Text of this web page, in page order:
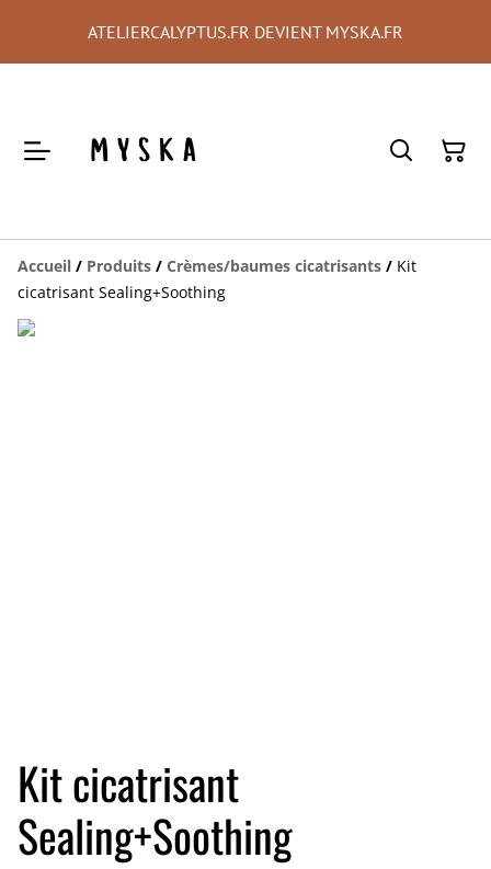
ATELIERCALYPTUS.FR DEVIENT MYSKA.FR
Accueil / Produits / Crèmes/baumes cicatrisants / Kit
cicatrisant Sealing+Soothing
Kit cicatrisant
Sealing+Soothing